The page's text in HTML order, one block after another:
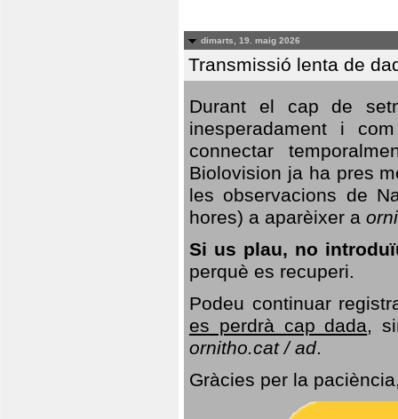
dimarts, 19. maig 2026
Transmissió lenta de
Durant el cap de
inesperadament i
connectar
Biolovision ja ha pres
les observacions de
hores) a aparèixer a
Si us plau, no
perquè es recuperi.
Podeu continuar
es perdrà cap dada,
ornitho.cat / ad.
Gràcies per la